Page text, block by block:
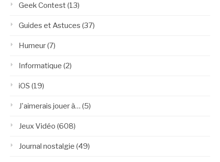
Geek Contest(13)
Guides et Astuces (37)
Humeur(7)
Informatique (2)
iOS (19)
J'aimerais jouer à… (5)
Jeux Vidéo (608)
Journal nostalgie (49)